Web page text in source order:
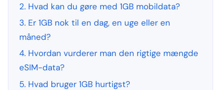
2. Hvad kan du gøre med 1GB mobildata?
3. Er 1GB nok til en dag, en uge eller en
måned?
4. Hvordan vurderer man den rigtige mængde
eSIM-data?
5. Hvad bruger 1GB hurtigst?